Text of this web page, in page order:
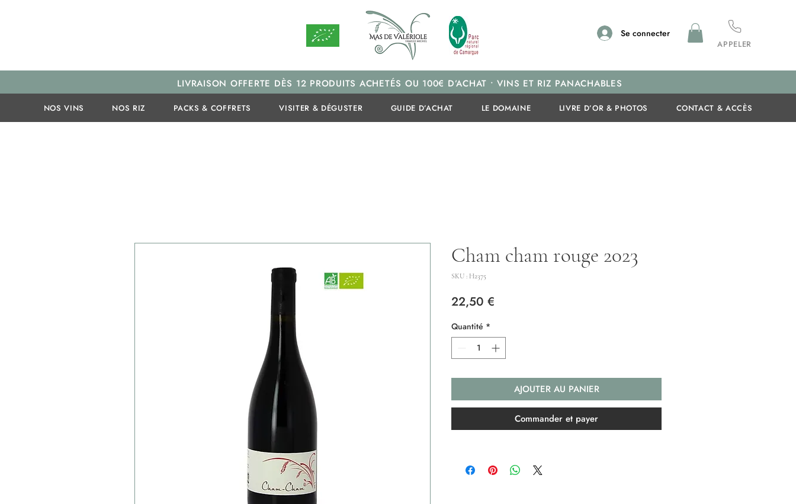
Se connecter
APPELER
LIVRAISON OFFERTE DÈS 12 PRODUITS ACHETÉS OU 100€ D’ACHAT • VINS ET RIZ PANACHABLES
NOS VINS NOS RIZ PACKS & COFFRETS VISITER & DÉGUSTER GUIDE D’ACHAT LE DOMAINE LIVRE D’OR & PHOTOS CONTACT & ACCÈS
Cham cham rouge 2023
SKU : H2375
22,50 €
Quantité *
AJOUTER AU PANIER
Commander et payer